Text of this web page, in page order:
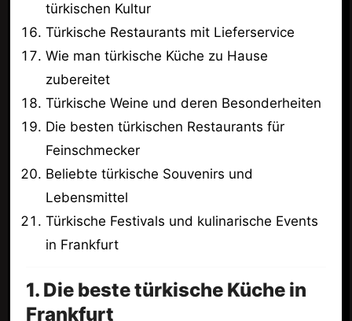
türkischen Kultur
Türkische Restaurants mit Lieferservice
Wie man türkische Küche zu Hause
zubereitet
Türkische Weine und deren Besonderheiten
Die besten türkischen Restaurants für
Feinschmecker
Beliebte türkische Souvenirs und
Lebensmittel
Türkische Festivals und kulinarische Events
in Frankfurt
1. Die beste türkische Küche in
Frankfurt